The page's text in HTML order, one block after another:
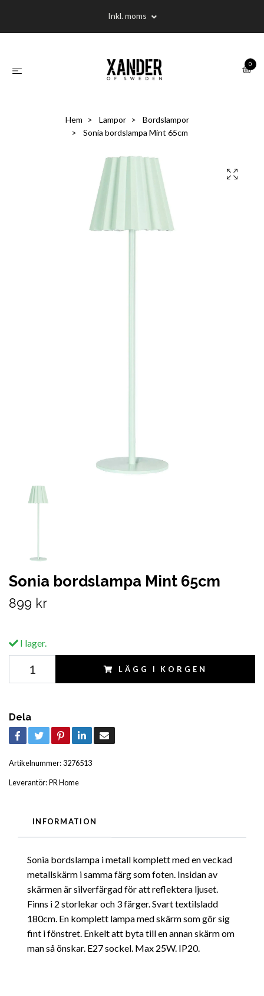
Inkl. moms
0
Hem Lampor
Bordslampor
Sonia bordslampa Mint 65cm
Sonia bordslampa Mint 65cm
899 kr
I lager.
LÄGG I KORGEN
Dela
Artikelnummer: 3276513
Leverantör:PR Home
INFORMATION
Sonia bordslampa i metall komplett med en veckad
metallskärm i samma färg som foten. Insidan av
skärmen är silverfärgad för att reflektera ljuset.
Finns i 2 storlekar och 3 färger. Svart textilsladd
180cm. En komplett lampa med skärm som gör sig
fint i fönstret. Enkelt att byta till en annan skärm om
man så önskar. E27 sockel. Max 25W. IP20.